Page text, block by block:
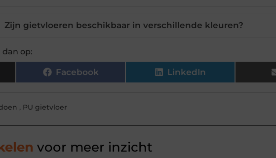
Zijn gietvloeren beschikbaar in verschillende kleuren?
dan op:
Facebook LinkedIn
, PU gietvloer
voor meer inzicht